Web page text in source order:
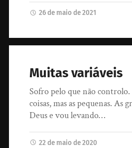
26 de maio de 2021
Muitas variáveis
Sofro pelo que não controlo.
coisas, mas as pequenas. As
Deus e vou levando…
22 de maio de 2020